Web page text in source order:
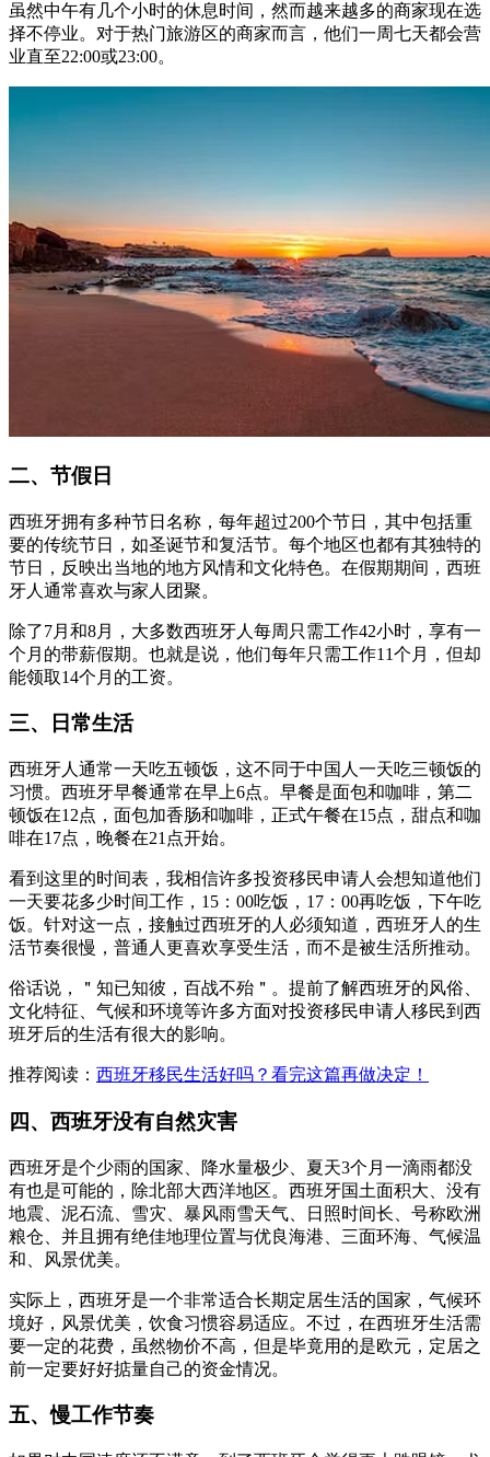
虽然中午有几个小时的休息时间，然而越来越多的商家现在选
择不停业。对于热门旅游区的商家而言，他们一周七天都会营
业直至22:00或23:00。
二、节假日
西班牙拥有多种节日名称，每年超过200个节日，其中包括重
要的传统节日，如圣诞节和复活节。每个地区也都有其独特的
节日，反映出当地的地方风情和文化特色。在假期期间，西班
牙人通常喜欢与家人团聚。
除了7月和8月，大多数西班牙人每周只需工作42小时，享有一
个月的带薪假期。也就是说，他们每年只需工作11个月，但却
能领取14个月的工资。
三、日常生活
西班牙人通常一天吃五顿饭，这不同于中国人一天吃三顿饭的
习惯。西班牙早餐通常在早上6点。早餐是面包和咖啡，第二
顿饭在12点，面包加香肠和咖啡，正式午餐在15点，甜点和咖
啡在17点，晚餐在21点开始。
看到这里的时间表，我相信许多投资移民申请人会想知道他们
一天要花多少时间工作，15：00吃饭，17：00再吃饭，下午吃
饭。针对这一点，接触过西班牙的人必须知道，西班牙人的生
活节奏很慢，普通人更喜欢享受生活，而不是被生活所推动。
俗话说，＂知已知彼，百战不殆＂。提前了解西班牙的风俗、
文化特征、气候和环境等许多方面对投资移民申请人移民到西
班牙后的生活有很大的影响。
推荐阅读： 西班牙移民生活好吗？看完这篇再做决定！
四、西班牙没有自然灾害
西班牙是个少雨的国家、降水量极少、夏天3个月一滴雨都没
有也是可能的，除北部大西洋地区。西班牙国土面积大、没有
地震、泥石流、雪灾、暴风雨雪天气、日照时间长、号称欧洲
粮仓、并且拥有绝佳地理位置与优良海港、三面环海、气候温
和、风景优美。
实际上，西班牙是一个非常适合长期定居生活的国家，气候环
境好，风景优美，饮食习惯容易适应。不过，在西班牙生活需
要一定的花费，虽然物价不高，但是毕竟用的是欧元，定居之
前一定要好好掂量自己的资金情况。
五、慢工作节奏